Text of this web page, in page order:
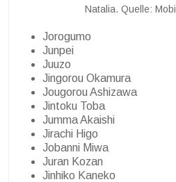
Natalia. Quelle:
Jorogumo
Junpei
Juuzo
Jingorou Okamura
Jougorou Ashizawa
Jintoku Toba
Jumma Akaishi
Jirachi Higo
Jobanni Miwa
Juran Kozan
Jinhiko Kaneko